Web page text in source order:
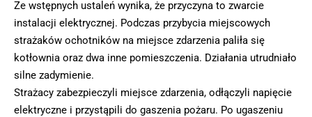
Ze wstępnych ustaleń wynika, że przyczyna to zwarcie
instalacji elektrycznej. Podczas przybycia miejscowych
strażaków ochotników na miejsce zdarzenia paliła się
kotłownia oraz dwa inne pomieszczenia. Działania utrudniało
silne zadymienie.
Strażacy zabezpieczyli miejsce zdarzenia, odłączyli napięcie
elektryczne i przystąpili do gaszenia pożaru. Po ugaszeniu